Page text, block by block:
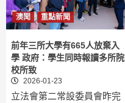
澳聞 重點新聞
前年三所大學有665人放棄入
學 政府：學生同時報讀多所院
校所致
2026-01-23
立法會第二常設委員會昨完